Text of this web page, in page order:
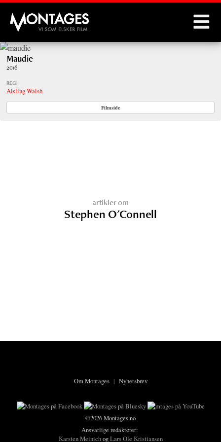
Montages
Maudie
2016
REGI
Aisling Walsh
Filmside
artikler om
Stephen O'Connell
Om Montages| Nyhetsbrev
©2026 Montages.no
Ansvarlige redaktører:
Karsten MeinichogLars Ole Kristiansen